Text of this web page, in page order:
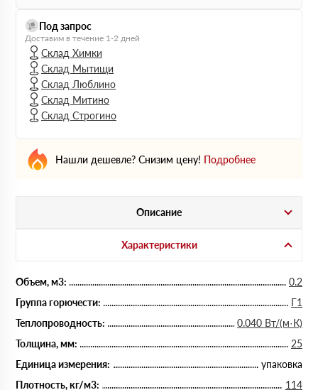
Под запрос
Доставим в течение 1-2 дней
Склад Химки
Склад Мытищи
Склад Люблино
Склад Митино
Склад Строгино
Нашли дешевле? Снизим цену! Подробнее
Описание
Характеристики
Объем, м3:
0.2
Группа горючести:
Г1
Теплопроводность:
0.040 Вт/(м·К)
Толщина, мм:
25
Единица измерения:
упаковка
Плотность, кг/м3:
114